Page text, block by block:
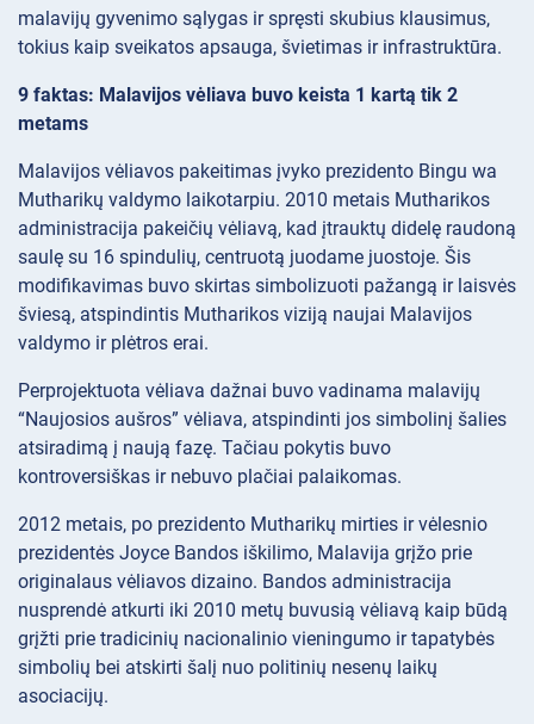
malavijų gyvenimo sąlygas ir spręsti skubius klausimus,
tokius kaip sveikatos apsauga, švietimas ir infrastruktūra.
9 faktas: Malavijos vėliava buvo keista 1 kartą tik 2
metams
Malavijos vėliavos pakeitimas įvyko prezidento Bingu wa
Mutharikų valdymo laikotarpiu. 2010 metais Mutharikos
administracija pakeičių vėliavą, kad įtrauktų didelę raudoną
saulę su 16 spindulių, centruotą juodame juostoje. Šis
modifikavimas buvo skirtas simbolizuoti pažangą ir laisvės
šviesą, atspindintis Mutharikos viziją naujai Malavijos
valdymo ir plėtros erai.
Perprojektuota vėliava dažnai buvo vadinama malavijų
“Naujosios aušros” vėliava, atspindinti jos simbolinį šalies
atsiradimą į naują fazę. Tačiau pokytis buvo
kontroversiškas ir nebuvo plačiai palaikomas.
2012 metais, po prezidento Mutharikų mirties ir vėlesnio
prezidentės Joyce Bandos iškilimo, Malavija grįžo prie
originalaus vėliavos dizaino. Bandos administracija
nusprendė atkurti iki 2010 metų buvusią vėliavą kaip būdą
grįžti prie tradicinių nacionalinio vieningumo ir tapatybės
simbolių bei atskirti šalį nuo politinių nesenų laikų
asociacijų.